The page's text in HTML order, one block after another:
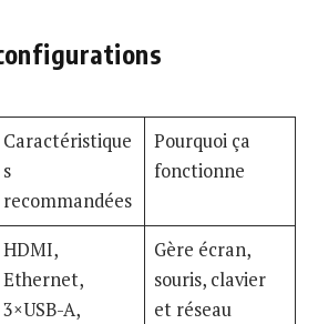
Caractéristique
s
recommandées
Pourquoi ça
fonctionne
HDMI,
Ethernet,
3×USB-A,
Gère écran,
souris, clavier
et réseau